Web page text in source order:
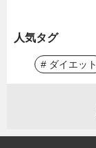
人気タグ
# ダイエット